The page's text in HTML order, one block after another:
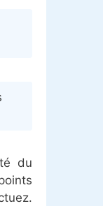
du